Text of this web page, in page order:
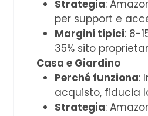
Strategia:
per support e
Margini tipici: 8-
35% sito
Casa e Giardino
Perché funziona:
acquisto, fiducia
Strategia: